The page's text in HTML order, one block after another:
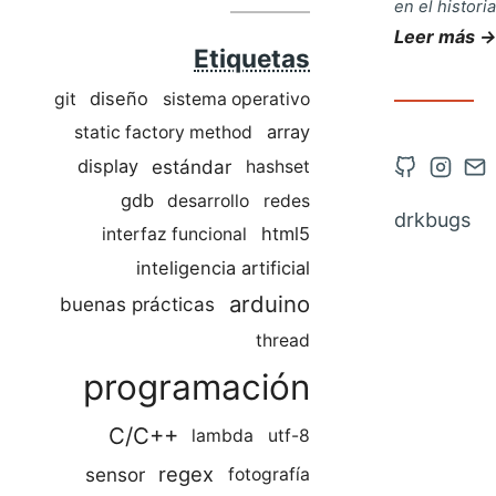
Etiquetas
git diseño
sistema operativo
static factory method
array
display
estándar hashset
gdb desarrollo
redes
interfaz funcional
html5
inteligencia artificial
buenas prácticas arduino
thread
programación
C/C++ lambda utf-8
sensor regex fotografía
en el
Leer más →
Abrir
de
Abrir
de
drkbugs